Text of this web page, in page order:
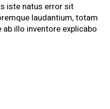
iste natus error sit
laudantium, totam
ab illo inventore explicabo